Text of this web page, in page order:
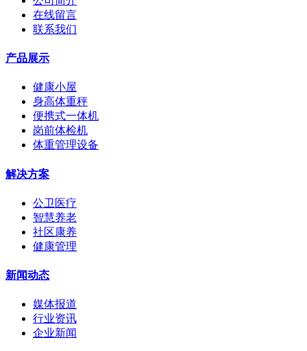
在线留言
联系我们
产品展示
健康小屋
身高体重秤
便携式一体机
岗前体检机
体重管理设备
解决方案
公卫医疗
智慧养老
社区康养
健康管理
新闻动态
媒体报道
行业资讯
企业新闻